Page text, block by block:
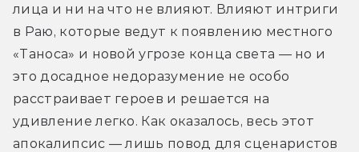
лица и ни на что не влияют. Влияют интриги
в Раю, которые ведут к появлению местного
«Таноса» и новой угрозе конца света — но и
это досадное недоразумение не особо
расстраивает героев и решается на
удивление легко. Как оказалось, весь этот
апокалипсис — лишь повод для сценаристов